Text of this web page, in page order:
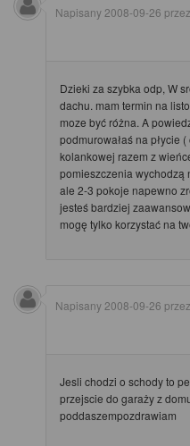
Napisany2008-09-26 przez
Dzieki za szybka odp, W
dachu. mam termin na
moze być różna. A
podmurowałaś na płycie
kolankowej razem z
pomieszczenia wychodzą
ale 2-3 pokoje napewno
jesteś bardziej
mogę tylko korzystać na
Napisany2008-09-26 przez
Jesli chodzi o schody to
przejscie do garaży z
poddaszempozdrawiam